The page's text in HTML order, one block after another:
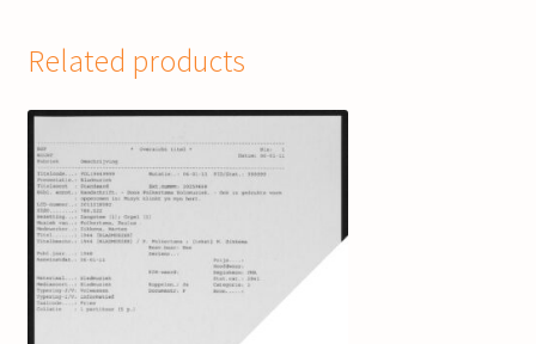
Related products